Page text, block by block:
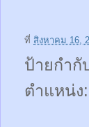
ที่ สิงหาคม 16,
ป้ายกำกั
ตำแหน่ง